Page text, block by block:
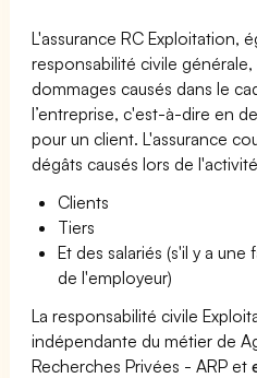
L'assurance RC Exploitation,
responsabilité civile
dommages causés dans le
l’entreprise, c'est-à-dire en
pour un client. L'assurance
dégâts causés lors de
Clients
Tiers
Et des salariés (s'il y a
de l'employeur)
La responsabilité civile
indépendante du métier de
Recherches Privées - ARP et